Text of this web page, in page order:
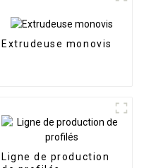
Extrudeuse monovis
Ligne de production